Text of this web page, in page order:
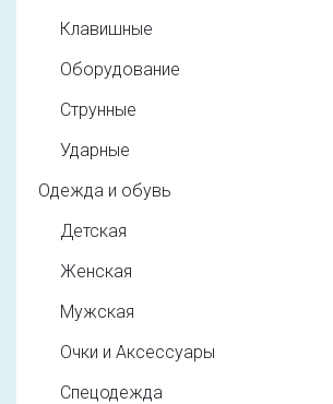
Клавишные
Оборудование
Струнные
Ударные
Одежда и обувь
Детская
Женская
Мужская
Очки и Аксессуары
Спецодежда